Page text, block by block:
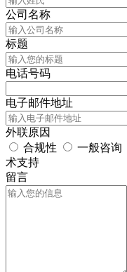
公司名称
标题
电话号码
电子邮件地址
外联原因
合规性
一般咨询
术支持
留言